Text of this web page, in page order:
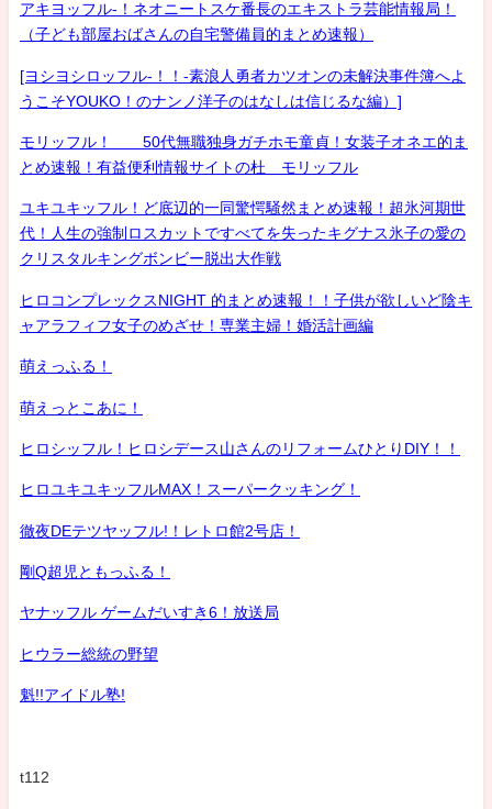
アキヨッフル-！ネオニートスケ番長のエキストラ芸能情報局！
（子ども部屋おばさんの自宅警備員的まとめ速報）
[ヨシヨシロッフル-！！-素浪人勇者カツオンの未解決事件簿へよ
うこそYOUKO！のナンノ洋子のはなしは信じるな編）]
モリッフル！ 50代無職独身ガチホモ童貞！女装子オネエ的ま
とめ速報！有益便利情報サイトの杜 モリッフル
ユキユキッフル！ど底辺的一同驚愕騒然まとめ速報！超氷河期世
代！人生の強制ロスカットですべてを失ったキグナス氷子の愛の
クリスタルキングボンビー脱出大作戦
ヒロコンプレックスNIGHT 的まとめ速報！！子供が欲しいど陰キ
ャアラフィフ女子のめざせ！専業主婦！婚活計画編
萌えっふる！
萌えっとこあに！
ヒロシッフル！ヒロシデース山さんのリフォームひとりDIY！！
ヒロユキユキッフルMAX！スーパークッキング！
徹夜DEテツヤッフル!！レトロ館2号店！
剛Q超児ともっふる！
ヤナッフル ゲームだいすき6！放送局
ヒウラー総統の野望
魁!!アイドル塾!
t112